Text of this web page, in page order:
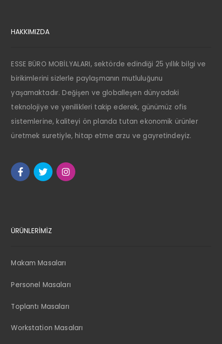
HAKKIMIZDA
ESSE BÜRO MOBİLYALARI, sektörde edindiği 25 yıllık bilgi ve
birikimlerini sizlerle paylaşmanın mutluluğunu
yaşamaktadır. Değişen ve globalleşen dünyadaki
teknolojiye ve yenilikleri takip ederek, günümüz ofis
sistemlerine, kaliteyi ön planda tutan ekonomik ürünler
üretmek suretiyle, hitap etme arzu ve gayretindeyiz.
ÜRÜNLERİMİZ
Makam Masaları
Personel Masaları
Toplantı Masaları
Workstation Masaları